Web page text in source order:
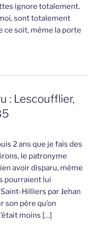
ignore totalement.
sont totalement
ce soit, même la porte
: Lescoufflier,
2 ans que je fais des
le patronyme
avoir disparu, même
pourraient lui
Hilliers par Jehan
son père qu’on
moins […]